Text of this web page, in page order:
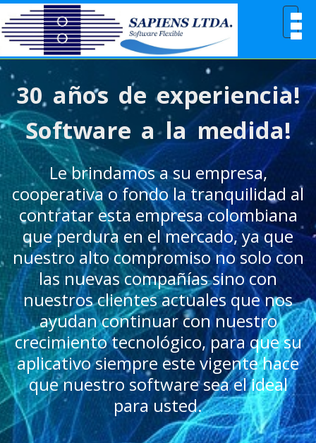
30 años de experiencia!
Software a la medida!
Le brindamos a su empresa,
cooperativa o fondo la tranquilidad al
contratar esta empresa colombiana
que perdura en el mercado, ya que
nuestro alto compromiso no solo con
las nuevas compañías sino con
nuestros clientes actuales que nos
ayudan continuar con nuestro
crecimiento tecnológico, para que su
aplicativo siempre este vigente hace
que nuestro software sea el ideal
para usted.